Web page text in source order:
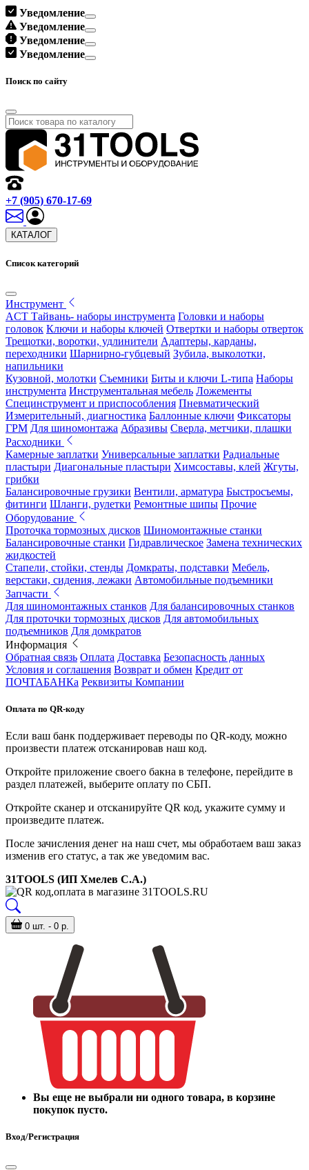
Уведомление
Уведомление
Уведомление
Уведомление
Поиск по сайту
+7 (905) 670-17-69
КАТАЛОГ
Список категорий
Инструмент
ACT Тайвань- наборы инструмента Головки и наборы
головок Ключи и наборы ключей Отвертки и наборы отверток
Трещотки, воротки, удлинители Адаптеры, карданы,
переходники Шарнирно-губцевый Зубила, выколотки,
напильники
Кузовной, молотки Съемники Биты и ключи L-типа Наборы
инструмента Инструментальная мебель Ложементы
Специнструмент и приспособления Пневматический
Измерительный, диагностика Баллонные ключи Фиксаторы
ГРМ Для шиномонтажа Абразивы Сверла, метчики, плашки
Расходники
Камерные заплатки Универсальные заплатки Радиальные
пластыри Диагональные пластыри Химсоставы, клей Жгуты,
грибки
Балансировочные грузики Вентили, арматура Быстросъемы,
фитинги Шланги, рулетки Ремонтные шипы Прочие
Оборудование
Проточка тормозных дисков Шиномонтажные станки
Балансировочные станки Гидравлическое Замена технических
жидкостей
Стапели, стойки, стенды Домкраты, подставки Мебель,
верстаки, сидения, лежаки Автомобильные подъемники
Запчасти
Для шиномонтажных станков Для балансировочных станков
Для проточки тормозных дисков Для автомобильных
подъемников Для домкратов
Информация
Обратная связь Оплата Доставка Безопасность данных
Условия и соглашения Возврат и обмен Кредит от
ПОЧТАБАНКа Реквизиты Компании
Оплата по QR-коду
Если ваш банк поддерживает переводы по QR-коду, можно
произвести платеж отсканировав наш код.
Откройте приложение своего бакна в телефоне, перейдите в
раздел платежей, выберите оплату по СБП.
Откройте сканер и отсканируйте QR код, укажите сумму и
произведите платеж.
После зачисления денег на наш счет, мы обработаем ваш заказ
изменив его статус, а так же уведомим вас.
31TOOLS (ИП Хмелев С.А.)
0 шт. - 0 р.
Вы еще не выбрали ни одного товара, в корзине
покупок пусто.
Вход/Регистрация